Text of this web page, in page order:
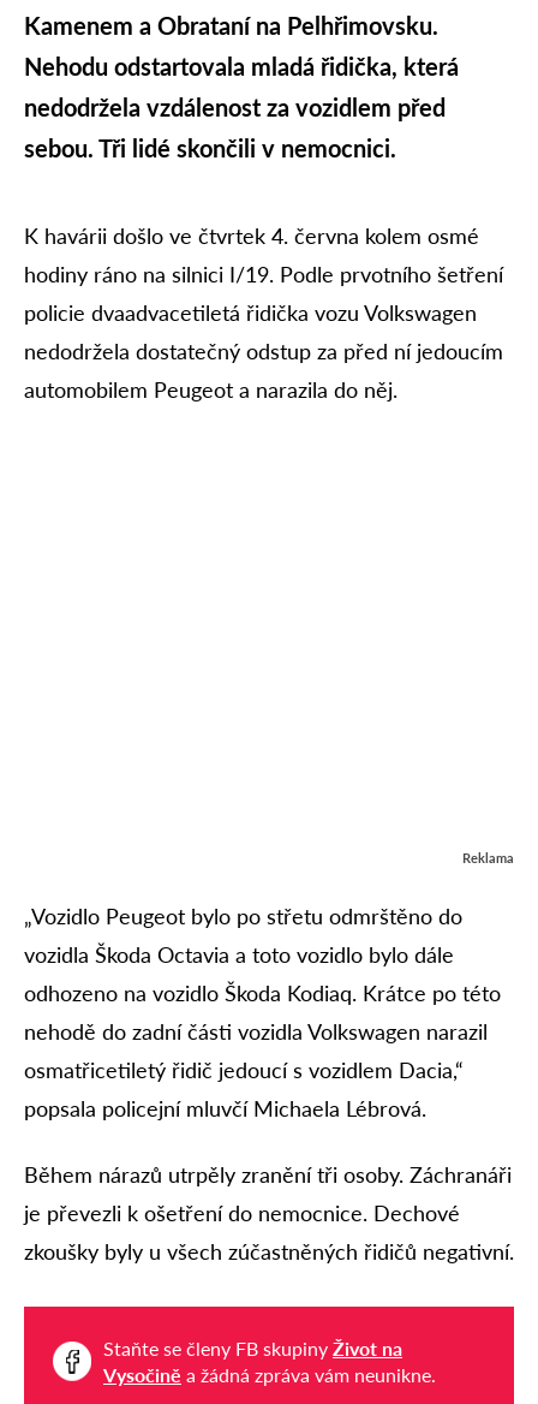
Kamenem a Obrataní na Pelhřimovsku.
Nehodu odstartovala mladá řidička, která
nedodržela vzdálenost za vozidlem před
sebou. Tři lidé skončili v nemocnici.
K havárii došlo ve čtvrtek 4. června kolem osmé
hodiny ráno na silnici I/19. Podle prvotního šetření
policie dvaadvacetiletá řidička vozu Volkswagen
nedodržela dostatečný odstup za před ní jedoucím
automobilem Peugeot a narazila do něj.
Reklama
„Vozidlo Peugeot bylo po střetu odmrštěno do
vozidla Škoda Octavia a toto vozidlo bylo dále
odhozeno na vozidlo Škoda Kodiaq. Krátce po této
nehodě do zadní části vozidla Volkswagen narazil
osmatřicetiletý řidič jedoucí s vozidlem Dacia,“
popsala policejní mluvčí Michaela Lébrová.
Během nárazů utrpěly zranění tři osoby. Záchranáři
je převezli k ošetření do nemocnice. Dechové
zkoušky byly u všech zúčastněných řidičů negativní.
Staňte se členy FB skupiny Život na
Vysočině a žádná zpráva vám neunikne.